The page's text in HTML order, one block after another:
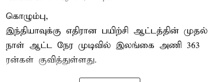
கொழும்பு,
இந்தியாவுக்கு எதிரான பயிற்சி ஆட்டத்தின் முதல்
நாள் ஆட்ட நேர முடிவில் இலங்கை அணி 363
ரன்கள் குவித்துள்ளது.